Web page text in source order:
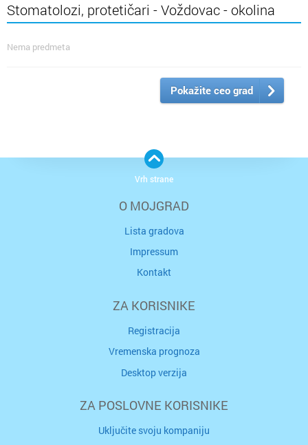
Stomatolozi, protetičari - Voždovac - okolina
Nema predmeta
Pokažite ceo grad
O MOJGRAD
Lista gradova
Impressum
Kontakt
ZA KORISNIKE
Registracija
Vremenska prognoza
Desktop verzija
ZA POSLOVNE KORISNIKE
Uključite svoju kompaniju
Vrh strane